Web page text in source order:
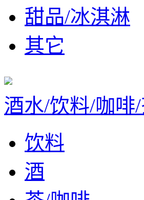
甜品/冰淇淋
其它
酒水/饮料/咖啡
饮料
酒